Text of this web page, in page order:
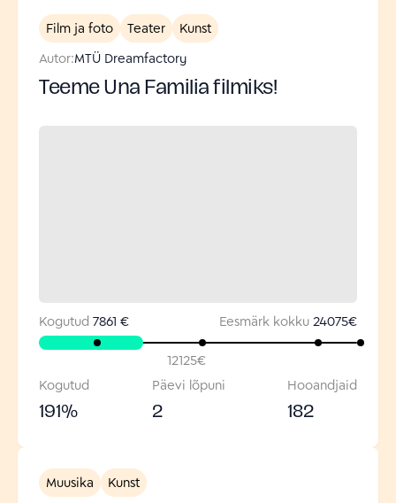
Film ja foto Teater
Kunst
Autor:MTÜ Dreamfactory
Teeme Una Familia filmiks!
Kogutud 7861 € Eesmärk kokku 24075€
12125€
Kogutud
191%
Päevi lõpuni
2
Hooandjaid
182
Muusika
Kunst